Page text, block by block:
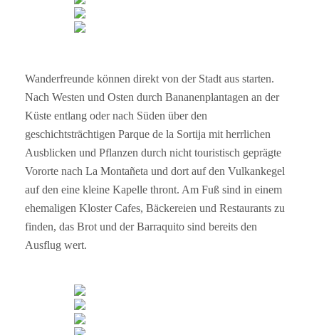
Wanderfreunde können direkt von der Stadt aus starten.
Nach Westen und Osten durch Bananenplantagen an der
Küste entlang oder nach Süden über den
geschichtsträchtigen Parque de la Sortija mit herrlichen
Ausblicken und Pflanzen durch nicht touristisch geprägte
Vororte nach La Montañeta und dort auf den Vulkankegel
auf den eine kleine Kapelle thront. Am Fuß sind in einem
ehemaligen Kloster Cafes, Bäckereien und Restaurants zu
finden, das Brot und der Barraquito sind bereits den
Ausflug wert.